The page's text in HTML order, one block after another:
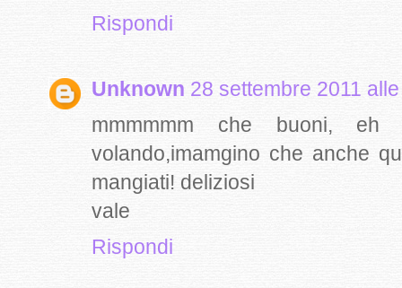
Rispondi
Unknown 28 settembre 2011
mmmmmm che buoni,
volando,imamgino che anche
mangiati! deliziosi
vale
Rispondi